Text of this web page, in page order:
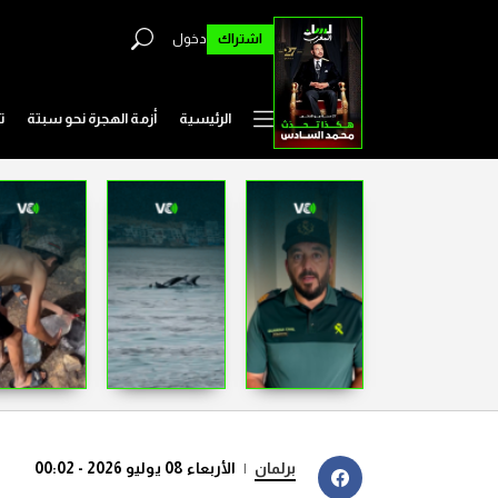
اشتراك دخول
الرئيسية أزمة الهجرة نحو سبتة
برلمان | الأربعاء 08 يوليو 2026 - 00:02